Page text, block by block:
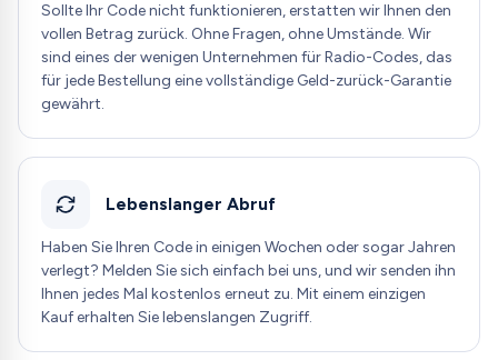
Sollte Ihr Code nicht funktionieren, erstatten wir Ihnen den
vollen Betrag zurück. Ohne Fragen, ohne Umstände. Wir
sind eines der wenigen Unternehmen für Radio-Codes, das
für jede Bestellung eine vollständige Geld-zurück-Garantie
gewährt.
Lebenslanger Abruf
Haben Sie Ihren Code in einigen Wochen oder sogar Jahren
verlegt? Melden Sie sich einfach bei uns, und wir senden ihn
Ihnen jedes Mal kostenlos erneut zu. Mit einem einzigen
Kauf erhalten Sie lebenslangen Zugriff.